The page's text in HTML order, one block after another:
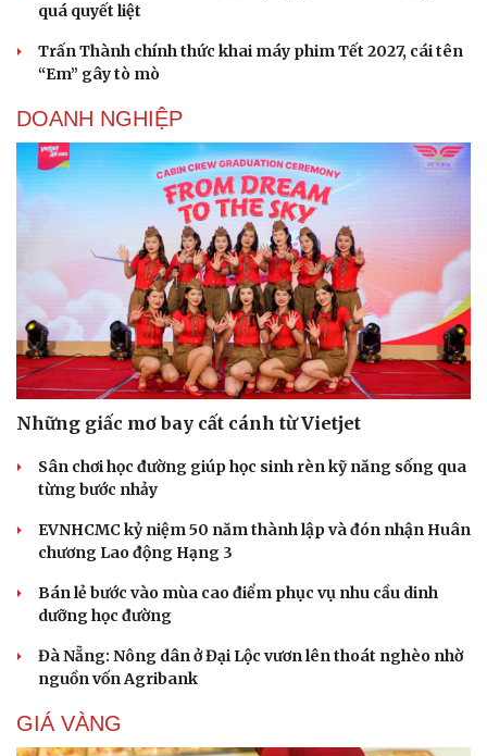
Cải chính
quá quyết liệt
Trấn Thành chính thức khai máy phim Tết 2027, cái tên
“Em” gây tò mò
DOANH NGHIỆP
Những giấc mơ bay cất cánh từ Vietjet
Sân chơi học đường giúp học sinh rèn kỹ năng sống qua
từng bước nhảy
EVNHCMC kỷ niệm 50 năm thành lập và đón nhận Huân
chương Lao động Hạng 3
Bán lẻ bước vào mùa cao điểm phục vụ nhu cầu dinh
dưỡng học đường
Đà Nẵng: Nông dân ở Đại Lộc vươn lên thoát nghèo nhờ
nguồn vốn Agribank
GIÁ VÀNG